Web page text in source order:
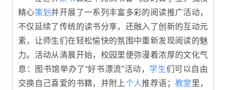
精心策划并开展了一系列丰富多彩的阅读推广活动，
不仅延续了传统的读书分享，还融入了创新的互动元
素，让师生们在轻松愉快的氛围中重新发现阅读的魅
力。活动从清晨开始，校园里便弥漫着浓厚的文化气
息：图书馆举办了“好书漂流”活动， 学生们可以自由
交换自己喜爱的书籍，并附上个人推荐语； 教室 里，